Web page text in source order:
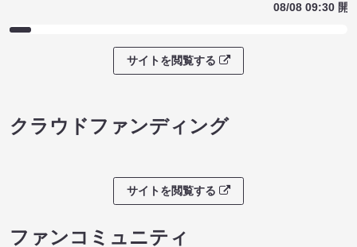
08/08 09:30 開
サイトを閲覧する
クラウドファンディング
サイトを閲覧する
ファンコミュニティ